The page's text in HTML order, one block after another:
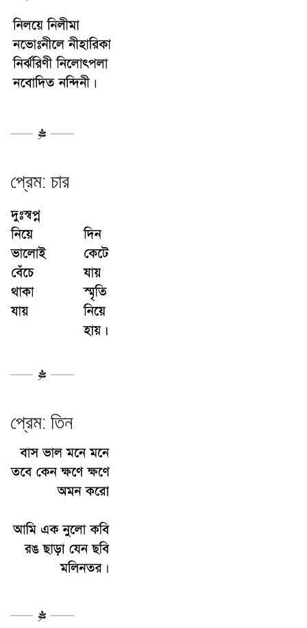
প্রেম: চার
প্রেম: তিন